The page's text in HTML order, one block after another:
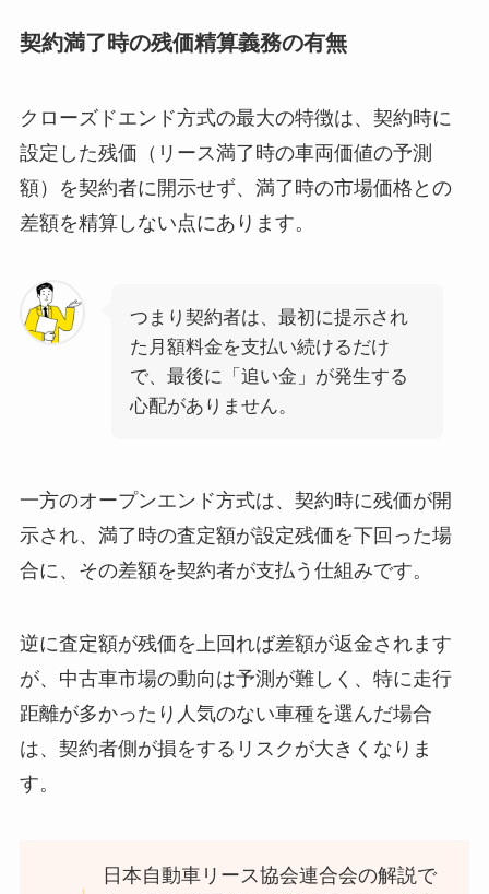
契約満了時の残価精算義務の有無
クローズドエンド方式の最大の特徴は、契約時に
設定した残価（リース満了時の車両価値の予測
額）を契約者に開示せず、満了時の市場価格との
差額を精算しない点にあります。
つまり契約者は、最初に提示され
た月額料金を支払い続けるだけ
で、最後に「追い金」が発生する
心配がありません。
一方のオープンエンド方式は、契約時に残価が開
示され、満了時の査定額が設定残価を下回った場
合に、その差額を契約者が支払う仕組みです。
逆に査定額が残価を上回れば差額が返金されます
が、中古車市場の動向は予測が難しく、特に走行
距離が多かったり人気のない車種を選んだ場合
は、契約者側が損をするリスクが大きくなりま
す。
日本自動車リース協会連合会の解説で